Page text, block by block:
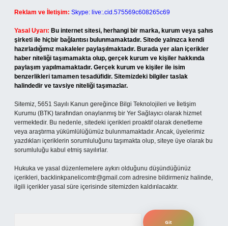
Reklam ve İletişim: Skype: live:.cid.575569c608265c69
Yasal Uyarı: Bu internet sitesi, herhangi bir marka, kurum veya şahıs
şirketi ile hiçbir bağlantısı bulunmamaktadır. Sitede yalnızca kendi
hazırladığımız makaleler paylaşılmaktadır. Burada yer alan içerikler
haber niteliği taşımamakta olup, gerçek kurum ve kişiler hakkında
paylaşım yapılmamaktadır. Gerçek kurum ve kişiler ile isim
benzerlikleri tamamen tesadüfidir. Sitemizdeki bilgiler taslak
halindedir ve tavsiye niteliği taşımazlar.
Sitemiz, 5651 Sayılı Kanun gereğince Bilgi Teknolojileri ve İletişim
Kurumu (BTK) tarafından onaylanmış bir Yer Sağlayıcı olarak hizmet
vermektedir. Bu nedenle, sitedeki içerikleri proaktif olarak denetleme
veya araştırma yükümlülüğümüz bulunmamaktadır. Ancak, üyelerimiz
yazdıkları içeriklerin sorumluluğunu taşımakta olup, siteye üye olarak bu
sorumluluğu kabul etmiş sayılırlar.
Hukuka ve yasal düzenlemelere aykırı olduğunu düşündüğünüz
içerikleri, backlinkpanelicomtr@gmail.com adresine bildirmeniz halinde,
ilgili içerikler yasal süre içerisinde sitemizden kaldırılacaktır.